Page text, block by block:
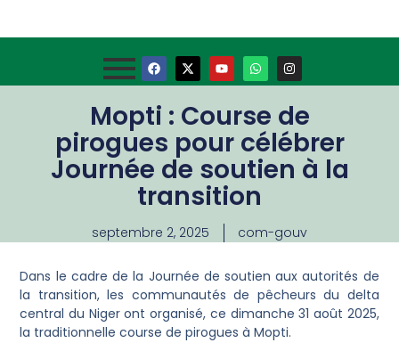
Mopti : Course de
pirogues pour célébrer
Journée de soutien à la
transition
septembre 2, 2025 com-gouv
Dans le cadre de la Journée de soutien aux autorités de
la transition, les communautés de pêcheurs du delta
central du Niger ont organisé, ce dimanche 31 août 2025,
la traditionnelle course de pirogues à Mopti.